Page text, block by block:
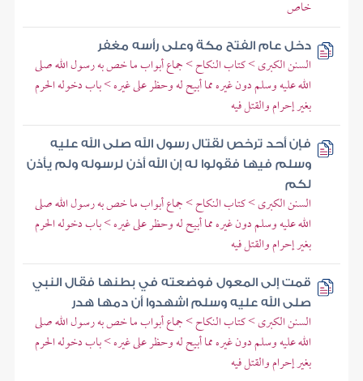
خاص
دخل عام الفتح مكة وعلى رأسه مغفر
السنن الكبرى > كتاب النكاح > جماع أبواب ما خص به رسول الله صلى
الله عليه وسلم دون غيره مما أبيح له وحظر على غيره > باب دخوله الحرم
بغير إحرام والقتل فيه
فإن أحد ترخص لقتال رسول الله صلى الله عليه
وسلم فيها فقولوا له إن الله أذن لرسوله ولم يأذن
لكم
السنن الكبرى > كتاب النكاح > جماع أبواب ما خص به رسول الله صلى
الله عليه وسلم دون غيره مما أبيح له وحظر على غيره > باب دخوله الحرم
بغير إحرام والقتل فيه
قمت إلى المعول فوضعته في بطنها فقال النبي
صلى الله عليه وسلم اشهدوا أن دمها هدر
السنن الكبرى > كتاب النكاح > جماع أبواب ما خص به رسول الله صلى
الله عليه وسلم دون غيره مما أبيح له وحظر على غيره > باب دخوله الحرم
بغير إحرام والقتل فيه